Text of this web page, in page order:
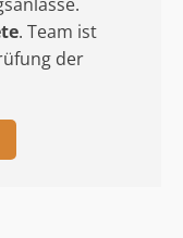
. Team ist
der